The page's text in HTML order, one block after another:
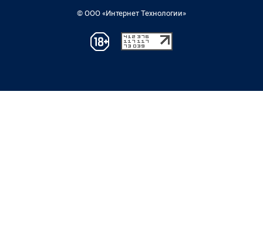
© ООО «Интернет Технологии»